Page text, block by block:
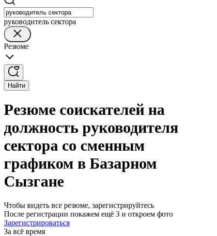
руководитель сектора
Резюме
Найти
Резюме соискателей на
должность руководителя
сектора со сменным
графиком в Базарном
Сызгане
Чтобы видеть все резюме, зарегистрируйтесь
После регистрации покажем ещё 3 и откроем фото
Зарегистрироваться
За всё время